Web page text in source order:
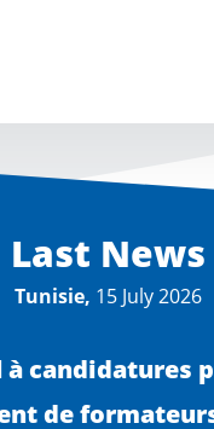
Last News
Tunisie, 15 July 2026
à candidatures
de